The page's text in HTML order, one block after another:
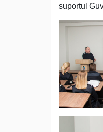
suportul